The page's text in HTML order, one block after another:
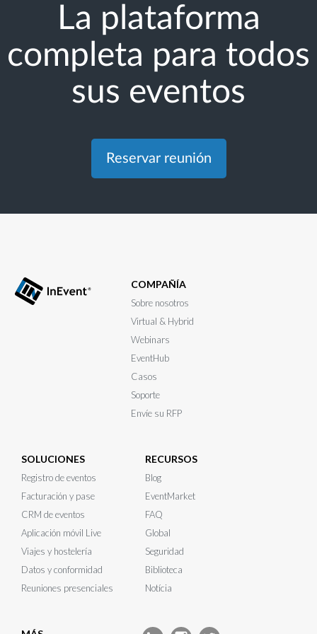
La plataforma
completa para todos
sus eventos
Reservar reunión
COMPAÑÍA
Sobre nosotros
Virtual & Hybrid
Webinars
EventHub
Casos
Soporte
Envíe su RFP
SOLUCIONES
Registro de eventos
Facturación y pase
CRM de eventos
Aplicación móvil Live
Viajes y hostelería
Datos y conformidad
Reuniones presenciales
RECURSOS
Blog
EventMarket
FAQ
Global
Seguridad
Biblioteca
Notícia